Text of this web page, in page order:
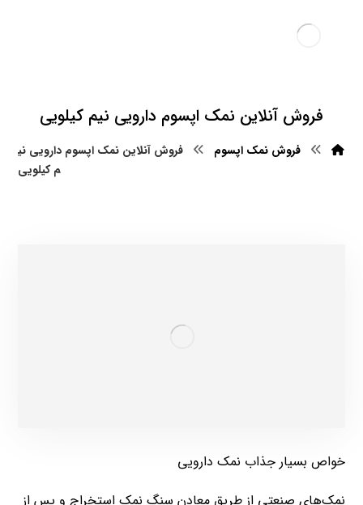
فروش آنلاین نمک اپسوم دارویی نیم کیلویی
فروش نمک اپسوم
فروش آنلاین نمک اپسوم دارویی نی
م کیلویی
خواص بسیار جذاب نمک دارویی
نمک‌های صنعتی از طریق معادن سنگ نمک استخراج و پس از